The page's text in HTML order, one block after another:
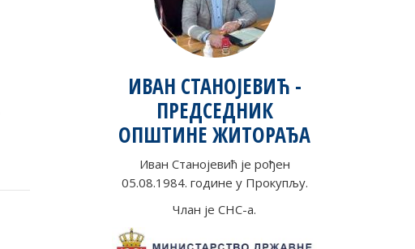
ИВАН СТАНОЈЕВИЋ -
ПРЕДСЕДНИК
ОПШТИНЕ ЖИТОРАЂА
Иван Станојевић је рођен
05.08.1984. године у Прокупљу.
Члан је СНС-а.